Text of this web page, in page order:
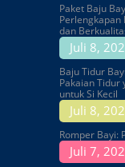
Paket Baju
Perlengkapan
dan
Juli 8,
Baju Tidur
Pakaian Tidur
untuk Si Kecil
Juli 8,
Romper Bayi:
Juli 7,